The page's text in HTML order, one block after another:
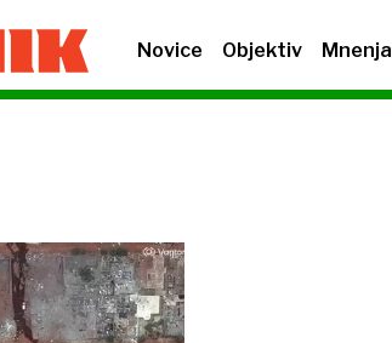
Novice Objektiv Mnenja